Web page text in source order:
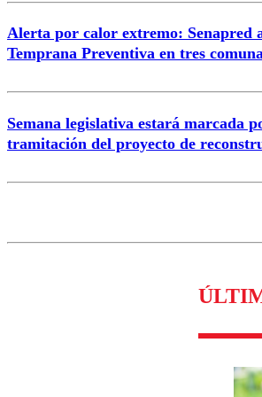
Alerta por calor extremo: Senapred
Temprana Preventiva en tres
Semana legislativa estará marcada
tramitación del proyecto de